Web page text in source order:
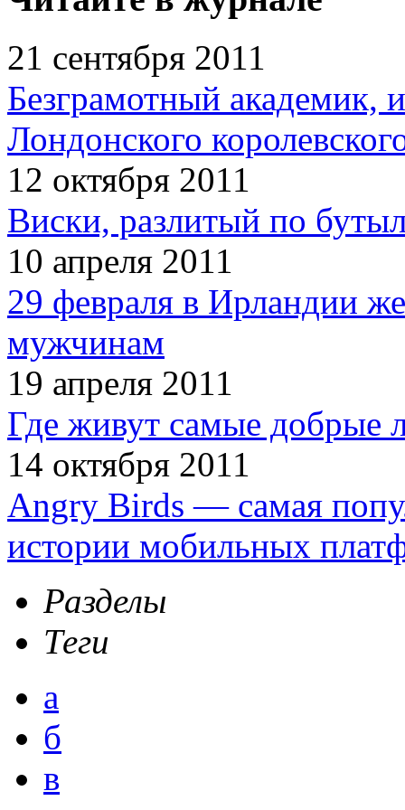
21 сентября 2011
Безграмотный академик,
Лондонского
12 октября 2011
Виски, разлитый по
10 апреля 2011
29 февраля в Ирландии
мужчинам
19 апреля 2011
Где живут самые добрые
14 октября 2011
Angry Birds — самая
истории мобильных
Разделы
Теги
а
б
в